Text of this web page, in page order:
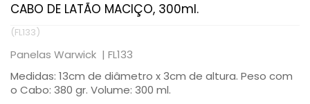
CABO DE LATÃO MACIÇO, 300ml.
(FL133)
Panelas Warwick | FL133
Medidas: 13cm de diâmetro x 3cm de altura. Peso com
o Cabo: 380 gr. Volume: 300 ml.